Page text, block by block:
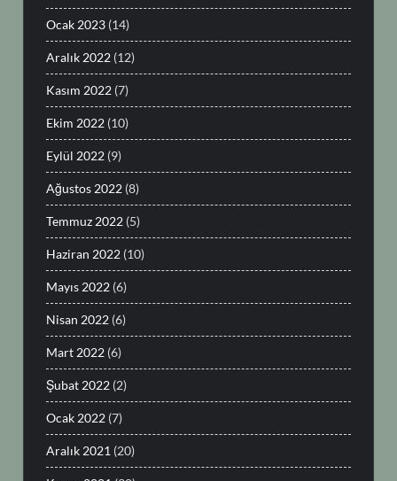
Ocak 2023 (14)
Aralık 2022 (12)
Kasım 2022 (7)
Ekim 2022 (10)
Eylül 2022 (9)
Ağustos 2022 (8)
Temmuz 2022 (5)
Haziran 2022 (10)
Mayıs 2022 (6)
Nisan 2022 (6)
Mart 2022 (6)
Şubat 2022 (2)
Ocak 2022 (7)
Aralık 2021 (20)